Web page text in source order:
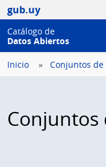
gub.uy
Catálogo de
Datos Abiertos
Inicio Conjuntos de
Conjuntos